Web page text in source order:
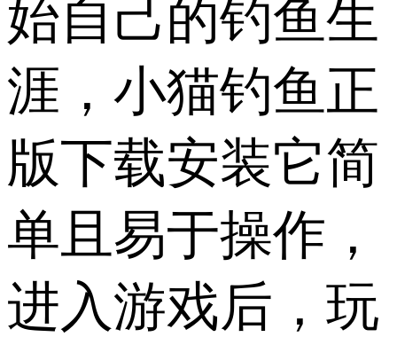
始自己的钓鱼生
涯，小猫钓鱼正
版下载安装它简
单且易于操作，
进入游戏后，玩